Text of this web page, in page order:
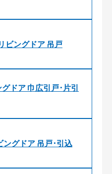
ビングドア 吊戸
ドア 巾広引戸･片引
グドア 吊戸･引込